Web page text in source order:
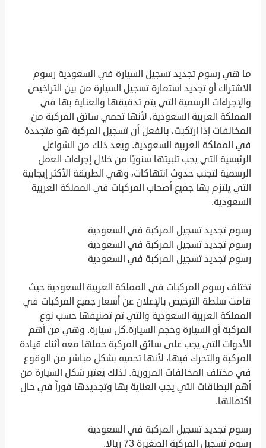
ما هي رسوم تجديد تسجيل السيارة في السعودية رسوم
الاشتراك أو تجديد استمارة تسجيل السيارة من بين التراخيص
والإجراءات الرسمية التي يتم تدقيقها والعناية بها في
المملكة العربية السعودية، لأنها تحمي سائق المركبة من
المخالفات إذا ارتكبت، بالفعل أن تسجيل المركبة هو متجددة
في المملكة العربية السعودية. ويعد ذلك من الشواغل
الرئيسية التي يجب تلبيتها سنويًا من خلال إجراءات العمل
الرسمية لتجنب حدوث انتهاكات، وهي الطريقة الأكثر إيجابية
التي يلتزم بها جميع أصحاب المركبات في المملكة العربية
السعودية.
رسوم تجديد تسجيل المركبة في السعودية
رسوم تجديد تسجيل المركبة في السعودية
رسوم تجديد تسجيل المركبة في السعودية
تختلف رسوم المركبات في المملكة العربية السعودية حيث
قامت سلطة الترخيص بالإعلان عن أسعار جميع المركبات في
المملكة العربية السعودية والتي تم تصنيفها حسب نوع
المركبة أو السيارة وحجم السيارة.كل سيارة. وهي من أهم
الأدوات التي يجب على سائق المركبة حملها معه أثناء قيادة
المركبة والتحرك فيها، لأنها تحميه بشكل مباشر من الوقوع
في مختلف المخالفات المرورية. لذلك يعتبر شكل السيارة من
أهم البطاقات التي يجب العناية بها وتجديدها فوراً في حال
اكتمالها.
رسوم تجديد تسجيل المركبة في السعودية
رسوم تسجيل المركبة الصغيرة 73 ريالا.